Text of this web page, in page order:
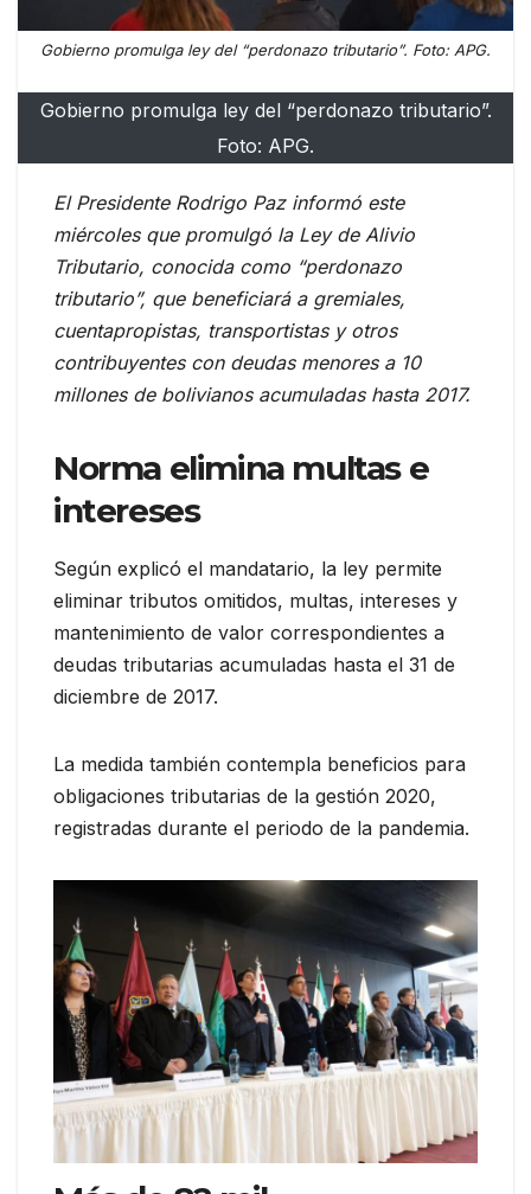
Gobierno promulga ley del “perdonazo tributario”. Foto: APG.
Gobierno promulga ley del “perdonazo tributario”.
Foto: APG.
El Presidente Rodrigo Paz informó este
miércoles que promulgó la Ley de Alivio
Tributario, conocida como “perdonazo
tributario”, que beneficiará a gremiales,
cuentapropistas, transportistas y otros
contribuyentes con deudas menores a 10
millones de bolivianos acumuladas hasta 2017.
Norma elimina multas e
intereses
Según explicó el mandatario, la ley permite
eliminar tributos omitidos, multas, intereses y
mantenimiento de valor correspondientes a
deudas tributarias acumuladas hasta el 31 de
diciembre de 2017.
La medida también contempla beneficios para
obligaciones tributarias de la gestión 2020,
registradas durante el periodo de la pandemia.